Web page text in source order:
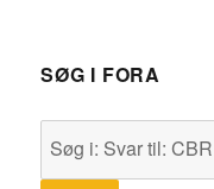
SØG I FORA